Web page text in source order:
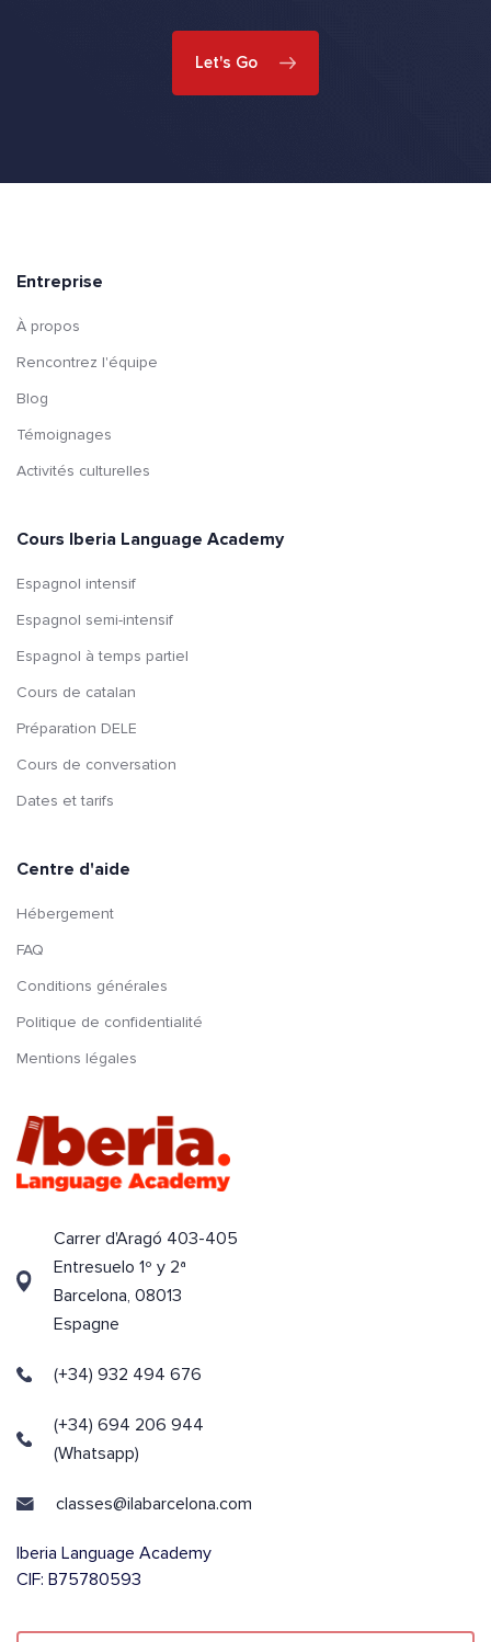
Let's Go
Entreprise
À propos
Rencontrez l'équipe
Blog
Témoignages
Activités culturelles
Cours Iberia Language Academy
Espagnol intensif
Espagnol semi-intensif
Espagnol à temps partiel
Cours de catalan
Préparation DELE
Cours de conversation
Dates et tarifs
Centre d'aide
Hébergement
FAQ
Conditions générales
Politique de confidentialité
Mentions légales
Carrer d'Aragó 403-405
Entresuelo 1º y 2ª
Barcelona, 08013
Espagne
(+34) 932 494 676
(+34) 694 206 944
(Whatsapp)
classes@ilabarcelona.com
Iberia Language Academy
CIF: B75780593